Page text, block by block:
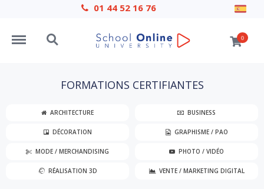
01 44 52 16 76
Menu Search 0
FORMATIONS CERTIFIANTES
ARCHITECTURE BUSINESS
DÉCORATION GRAPHISME / PAO
MODE / MERCHANDISING PHOTO / VIDÉO
RÉALISATION 3D VENTE / MARKETING DIGITAL